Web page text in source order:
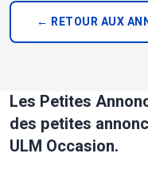
← RETOUR AUX
Les Petites
des petites
ULM Occasion.